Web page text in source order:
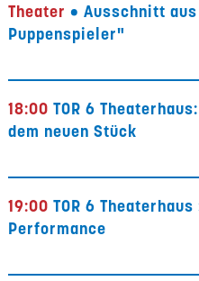
Theater • Ausschnitt
Puppenspieler"
18:00 TOR 6
dem neuen Stück
19:00 TOR 6 Theaterhaus
Performance